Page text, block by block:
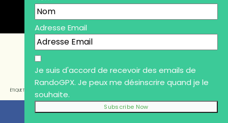
ÉTIQUETTES
Adresse Email
Je suis d'accord de recevoir des emails de
RandoGPX. Je peux me désinscrire quand je le
souhaite.